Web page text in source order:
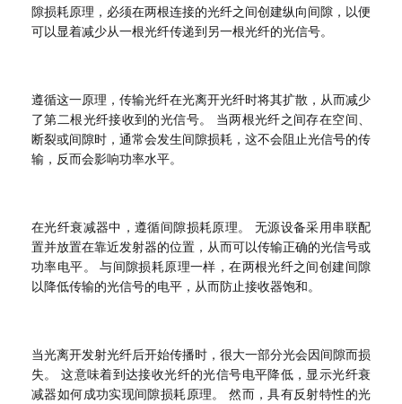
隙损耗原理，必须在两根连接的光纤之间创建纵向间隙，以便
可以显着减少从一根光纤传递到另一根光纤的光信号。
遵循这一原理，传输光纤在光离开光纤时将其扩散，从而减少
了第二根光纤接收到的光信号。 当两根光纤之间存在空间、
断裂或间隙时，通常会发生间隙损耗，这不会阻止光信号的传
输，反而会影响功率水平。
在光纤衰减器中，遵循间隙损耗原理。 无源设备采用串联配
置并放置在靠近发射器的位置，从而可以传输正确的光信号或
功率电平。 与间隙损耗原理一样，在两根光纤之间创建间隙
以降低传输的光信号的电平，从而防止接收器饱和。
当光离开发射光纤后开始传播时，很大一部分光会因间隙而损
失。 这意味着到达接收光纤的光信号电平降低，显示光纤衰
减器如何成功实现间隙损耗原理。 然而，具有反射特性的光